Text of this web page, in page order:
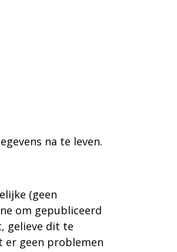
na te leven.
(geen
om gepubliceerd
gelieve dit te
er geen problemen